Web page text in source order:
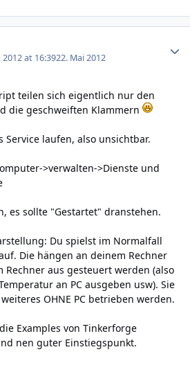
2012 at 16:3922. Mai 2012
teilen sich eigentlich nur den
die geschweiften Klammern
Service laufen, also unsichtbar.
>verwalten->Dienste und
es sollte "Gestartet" dranstehen.
Du spielst im Normalfall
Die hängen an deinem Rechner
Rechner aus gesteuert werden (also
an PC ausgeben usw). Sie
OHNE PC betrieben werden.
Examples von Tinkerforge
nen guter Einstiegspunkt.